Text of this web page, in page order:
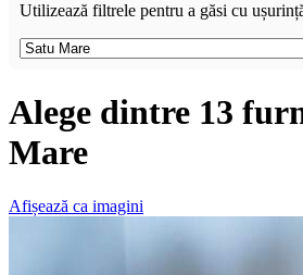
Utilizează filtrele pentru a găsi cu
Alege dintre 13
Mare
Afișează ca imagini